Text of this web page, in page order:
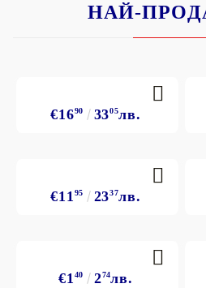
НАЙ-
€1690 3305лв.
€11 95 2337лв.
€1 40 274лв.